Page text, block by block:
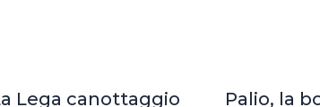
Lega canottaggio
Palio, la